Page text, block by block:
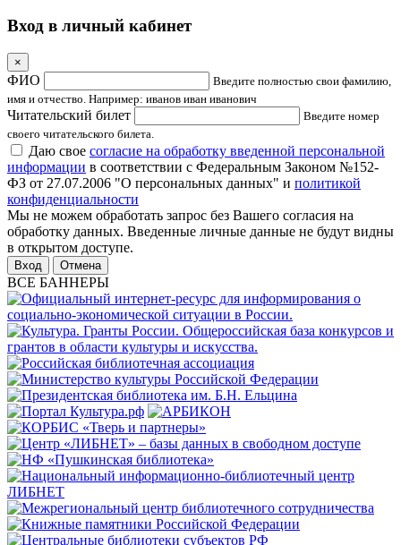
Вход в личный кабинет
×
ФИО
Введите полностью свои фамилию,
имя и отчество. Например: иванов иван иванович
Читательский билет
Введите номер
своего читательского билета.
Даю свое согласие на обработку введенной персональной
информации в соответствии с Федеральным Законом №152-
ФЗ от 27.07.2006 "О персональных данных" и политикой
конфиденциальности
Мы не можем обработать запрос без Вашего согласия на
обработку данных. Введенные личные данные не будут видны
в открытом доступе.
Отмена
ВСЕ БАННЕРЫ